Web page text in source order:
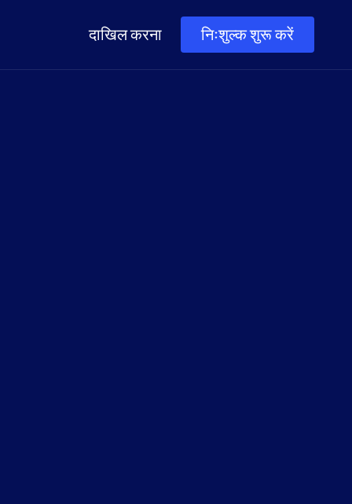
दाखिल करना निःशुल्क शुरू करें